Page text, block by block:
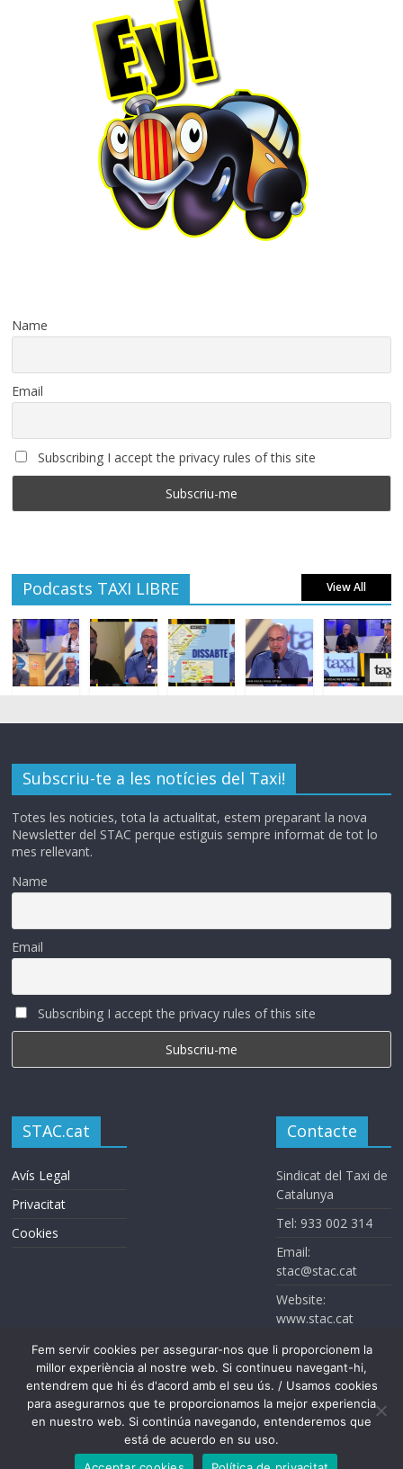
Name
Email
Subscribing I accept the privacy rules of this site
Podcasts TAXI LIBRE View All
Subscriu-te a les notícies del Taxi!
Totes les noticies, tota la actualitat, estem preparant la nova
Newsletter del STAC perque estiguis sempre informat de tot lo
mes rellevant.
Name
Email
Subscribing I accept the privacy rules of this site
STAC.cat
Avís Legal
Privacitat
Cookies
Contacte
Sindicat del Taxi de
Catalunya
Tel: 933 002 314
Email:
stac@stac.cat
Website:
www.stac.cat
Sindicat del Taxi de Catalunya. Todos los derechos reservados
Fem servir cookies per assegurar-nos que li proporcionem la
millor experiència al nostre web. Si continueu navegant-hi,
entendrem que hi és d'acord amb el seu ús. / Usamos cookies
para asegurarnos que te proporcionamos la mejor experiencia
en nuestro web. Si continúa navegando, entenderemos que
está de acuerdo en su uso.